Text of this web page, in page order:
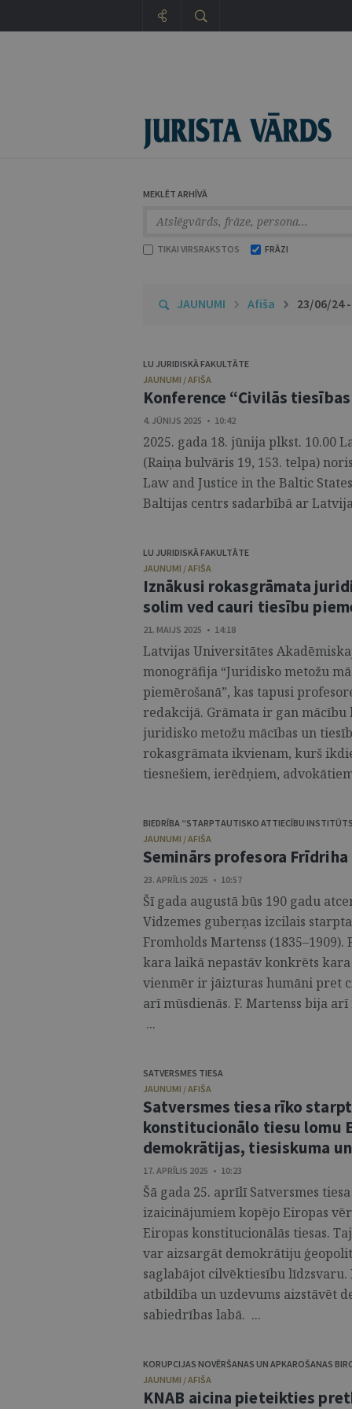
MEKLĒT ARHĪVĀ
TIKAI VIRSRAKSTOS FRĀZI
JAUNUMI Afiša 23/06/24
LU JURIDISKĀ FAKULTĀTE
JAUNUMI / AFIŠA
Konference “Civilās
4. JŪNIJS 2025 • 10:42
2025. gada 18. jūnija plkst. 10.00
(Raiņa bulvāris 19, 153. telpa)
Law and Justice in the Baltic
Baltijas centrs sadarbībā ar
LU JURIDISKĀ FAKULTĀTE
JAUNUMI / AFIŠA
Iznākusi rokasgrāmata
solim ved cauri tiesību
21. MAIJS 2025 • 14:18
Latvijas Universitātes
monogrāfija “Juridisko metožu
piemērošanā”, kas tapusi
redakcijā. Grāmata ir gan
juridisko metožu mācības un
rokasgrāmata ikvienam, kurš
tiesnešiem, ierēdņiem,
BIEDRĪBA “STARPTAUTISKO ATTIECĪBU
JAUNUMI / AFIŠA
Seminārs profesora
23. APRĪLIS 2025 • 10:57
Šī gada augustā būs 190 gadu
Vidzemes guberņas izcilais
Fromholds Martenss
kara laikā nepastāv konkrēts
vienmēr ir jāizturas humāni pret
arī mūsdienās. F. Martenss bija
...
SATVERSMES TIESA
JAUNUMI / AFIŠA
Satversmes tiesa rīko
konstitucionālo tiesu lomu
demokrātijas, tiesiskuma
17. APRĪLIS 2025 • 10:23
Šā gada 25. aprīlī Satversmes
izaicinājumiem kopējo Eiropas
Eiropas konstitucionālās tiesas.
var aizsargāt demokrātiju
saglabājot cilvēktiesību
atbildība un uzdevums aizstāvēt
sabiedrības labā. ...
KORUPCIJAS NOVĒRŠANAS UN APKAROŠANAS
JAUNUMI / AFIŠA
KNAB aicina pieteikties